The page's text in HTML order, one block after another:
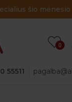
šio mėnesio
55511
0